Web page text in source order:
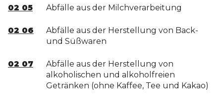
02 05 Abfälle aus der Milchverarbeitung
02 06
Abfälle aus der Herstellung von Back-
und Süßwaren
02 07
Abfälle aus der Herstellung von
alkoholischen und alkoholfreien
Getränken (ohne Kaffee, Tee und Kakao)